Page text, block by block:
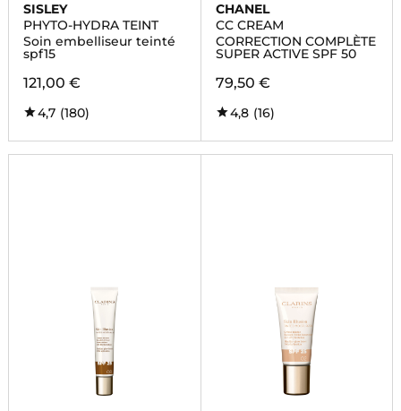
SISLEY
PHYTO-HYDRA TEINT
Soin embelliseur teinté
spf15
121,00 €
4,7 (180)
CHANEL
CC CREAM
CORRECTION COMPLÈTE
SUPER ACTIVE SPF 50
79,50 €
4,8 (16)